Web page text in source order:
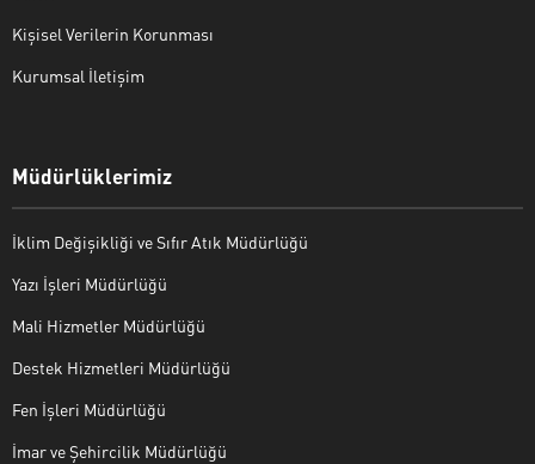
Kişisel Verilerin Korunması
Kurumsal İletişim
Müdürlüklerimiz
İklim Değişikliği ve Sıfır Atık Müdürlüğü
Yazı İşleri Müdürlüğü
Mali Hizmetler Müdürlüğü
Destek Hizmetleri Müdürlüğü
Fen İşleri Müdürlüğü
İmar ve Şehircilik Müdürlüğü